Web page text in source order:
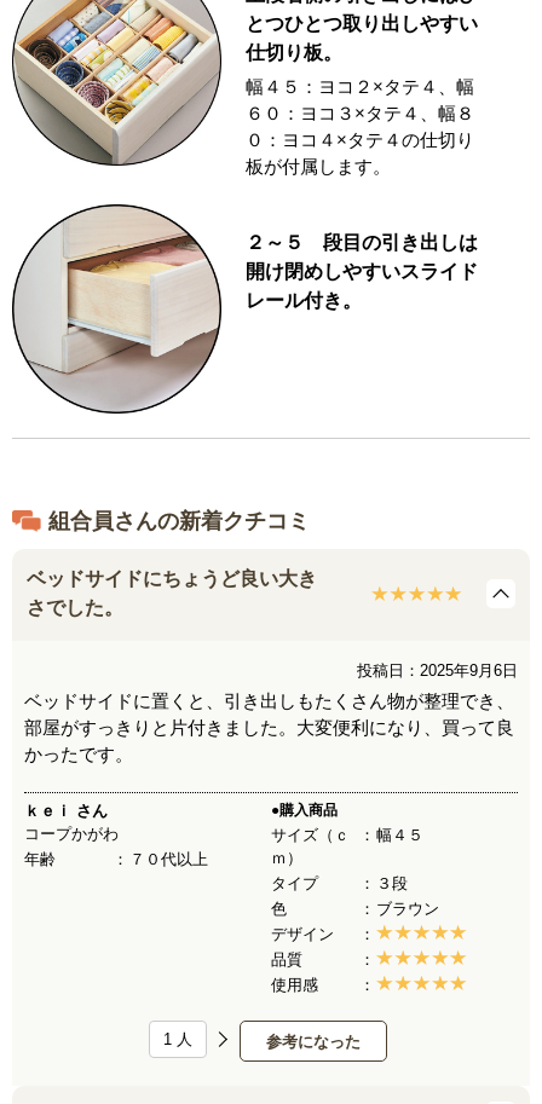
とつひとつ取り出しやすい
仕切り板。
幅４５：ヨコ２×タテ４、幅
６０：ヨコ３×タテ４、幅８
０：ヨコ４×タテ４の仕切り
板が付属します。
２～５ 段目の引き出しは
開け閉めしやすいスライド
レール付き。
組合員さんの新着クチコミ
ベッドサイドにちょうど良い大き
さでした。
投稿日：2025年9月6日
ベッドサイドに置くと、引き出しもたくさん物が整理でき、
部屋がすっきりと片付きました。大変便利になり、買って良
かったです。
ｋｅｉ
さん
コープかがわ
年齢
７０代以上
●購入商品
サイズ（ｃ
ｍ）
幅４５
タイプ
３段
色
ブラウン
デザイン
品質
使用感
参考になった
1 人